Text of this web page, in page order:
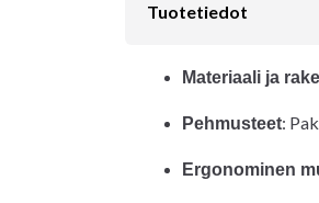
Tuotetiedot
Materiaali ja
Pehmusteet:
Ergonominen